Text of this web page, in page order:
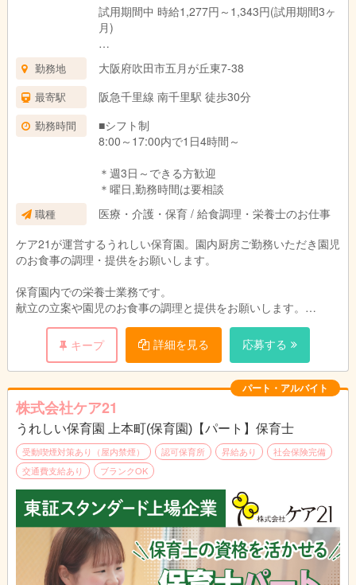
試用期間中 時給1,277円～1,343円(試用期間3ヶ
月)
＊資格・経験による
試用期間：3ヶ月(同条件)
勤務地 大阪府吹田市五月が丘東7-38
最寄駅 阪急千里線 南千里駅 徒歩30分
勤務時間
■シフト制
8:00～17:00内で1日4時間～
＊週3日～できる方歓迎
＊曜日,勤務時間は要相談
職種
医療・介護・保育 / 給食調理・栄養士のお仕事
ケア21が運営するうれしい保育園。園内厨房ご勤務いただき園児
のお食事の調理・提供をお願いします。
保育園内での栄養士業務です。
献立の立案や園児のお食事の調理と提供をお願いします。
園児や保育スタッフと顔を合わせる事ができるので、ご意見
をすぐに料理に反映でき、調理人としてスキルアップも期待でき
キープ 詳細を見る 応募する
パート・アルバイト
株式会社ケア21
うれしい保育園 上本町(保育園)【パート】保育士
受動喫煙対策あり（屋内禁煙） 認可保育所 昇給あり
社会保険完備
交通費支給あり
ブランクOK